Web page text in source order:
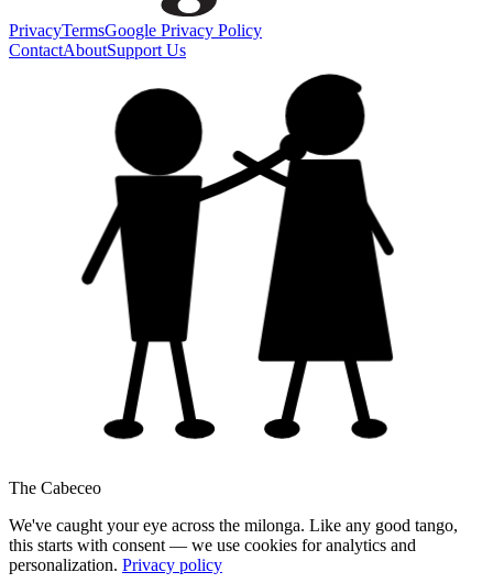
PrivacyTermsGoogle Privacy Policy
ContactAboutSupport Us
The Cabeceo
We've caught your eye across the milonga. Like any good tango,
this starts with consent — we use cookies for analytics and
personalization. Privacy policy